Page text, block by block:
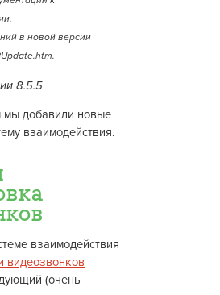
в новой версии
8.5.5
добавили новые
взаимодействия.
взаимодействия
видеозвонков
(очень